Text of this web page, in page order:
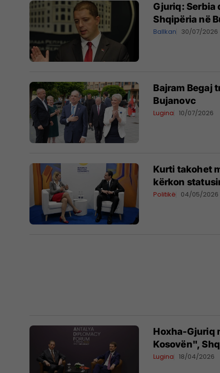
Gjuriq: Serbia
Shqipëria në
Ballkan 30/07/2026
​Bajram Begaj
Bujanovc
Lugina 10/07/2026
Kurti takohet
kërkon
Politikë 04/05/2026
Hoxha-Gjuriq
Kosovën",
Lugina 18/04/2026